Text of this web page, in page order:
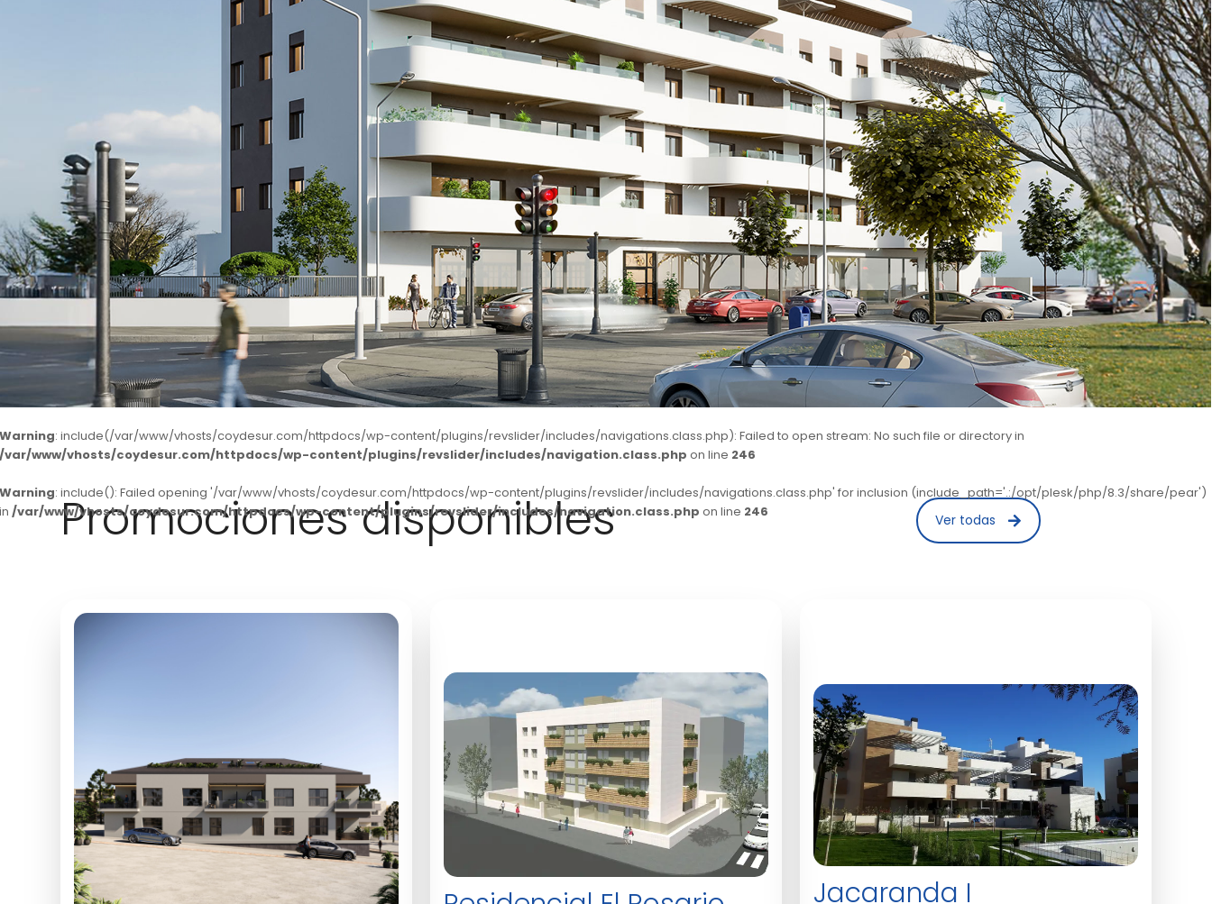
Warning: include(/var/www/vhosts/coydesur.com/httpdocs/wp-content/plugins/revslider/includes/navigations.class.php): Failed to open stream: No such file or directory in
/var/www/vhosts/coydesur.com/httpdocs/wp-content/plugins/revslider/includes/navigation.class.php on line 246
Warning: include(): Failed opening '/var/www/vhosts/coydesur.com/httpdocs/wp-content/plugins/revslider/includes/navigations.class.php' for inclusion (include_path='.:/opt/plesk/php/8.3/share/pear')
in/var/www/vhosts/coydesur.com/httpdocs/wp-content/plugins/revslider/includes/navigation.class.php on line 246
Promociones disponibles Ver todas
Jacaranda I